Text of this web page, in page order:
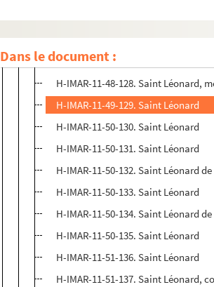
Dans le document :
H-IMAR-11-47-125. Saint Léonard
H-IMAR-11-47-126. Saint Léonard
H-IMAR-11-47-127. Saint Léonard
H-IMAR-11-48-128. Saint Léonard,
H-IMAR-11-49-129. Saint Léonard
H-IMAR-11-50-130. Saint Léonard
H-IMAR-11-50-131. Saint Léonard
H-IMAR-11-50-132. Saint Léonard
H-IMAR-11-50-133. Saint Léonard
H-IMAR-11-50-134. Saint Léonard
H-IMAR-11-50-135. Saint Léonard
H-IMAR-11-51-136. Saint Léonard
H-IMAR-11-51-137. Saint Léonard,